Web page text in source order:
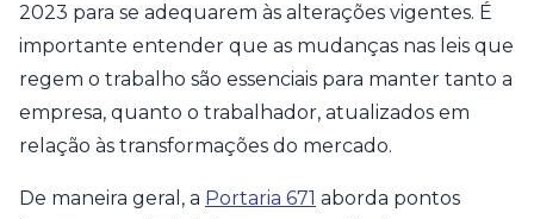
2023 para se adequarem às alterações vigentes. É
importante entender que as mudanças nas leis que
regem o trabalho são essenciais para manter tanto a
empresa, quanto o trabalhador, atualizados em
relação às transformações do mercado.
De maneira geral, a Portaria 671 aborda pontos